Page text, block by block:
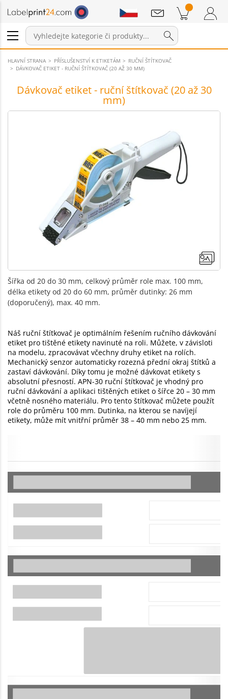
Přihlášení / Registrace
Položky v košíku Nákupní Košík
Sdělení
HLAVNÍ STRANA PŘÍSLUŠENSTVÍ K ETIKETÁM
RUČNÍ ŠTÍTKOVAČ
DÁVKOVAČ ETIKET - RUČNÍ ŠTÍTKOVAČ (20 AŽ 30 MM)
Dávkovač etiket - ruční štítkovač (20 až 30
mm)
Šířka od 20 do 30 mm, celkový průměr role max. 100 mm,
délka etikety od 20 do 60 mm, průměr dutinky: 26 mm
(doporučený), max. 40 mm.
Náš ruční štítkovač je optimálním řešením ručního dávkování
etiket pro tištěné etikety navinuté na roli. Můžete, v závisloti
na modelu, zpracovávat včechny druhy etiket na rolích.
Mechanický senzor automaticky rozezná přední okraj štítků a
zastaví dávkování. Díky tomu je možné dávkovat etikety s
absolutní přesností. APN-30 ruční štítkovač je vhodný pro
ruční dávkování a aplikaci tištěných etiket o šířce 20 – 30 mm
včetně nosného materiálu. Pro tento štítkovač můžete použít
role do průměru 100 mm. Dutinka, na kterou se navíjejí
etikety, může mít vnitřní průměr 38 – 40 mm nebo 25 mm.